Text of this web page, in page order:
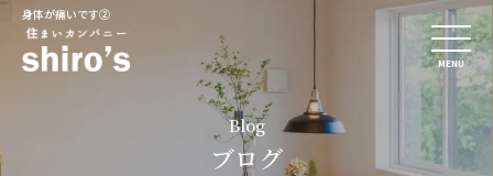
身体が痛いです②
MENU
Blog
ブログ